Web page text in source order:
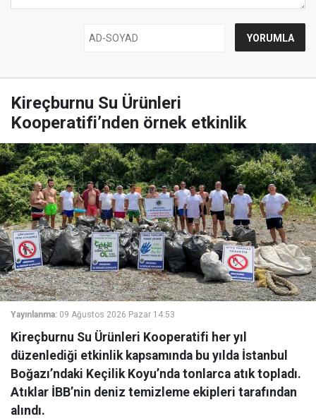
Kireçburnu Su Ürünleri
Kooperatifi’nden örnek etkinlik
Yayınlanma: 09 Ağustos 2026 Pazar 14:53
Kireçburnu Su Ürünleri Kooperatifi her yıl
düzenlediği etkinlik kapsamında bu yılda İstanbul
Boğazı’ndaki Keçilik Koyu’nda tonlarca atık topladı.
Atıklar İBB’nin deniz temizleme ekipleri tarafından
alındı.